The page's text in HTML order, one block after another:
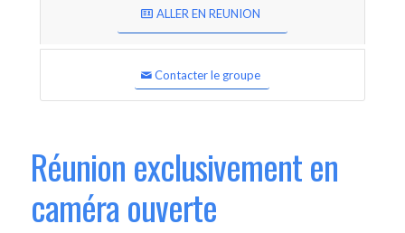
ALLER EN REUNION
Contacter le groupe
Réunion exclusivement en
caméra ouverte